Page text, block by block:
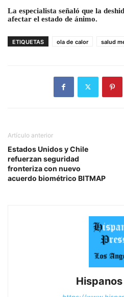
La especialista señaló que la
afectar el estado de ánimo.
ETIQUETAS ola de calor salud
Artículo anterior
Estados Unidos y Chile
refuerzan seguridad
fronteriza con nuevo
acuerdo biométrico BITMAP